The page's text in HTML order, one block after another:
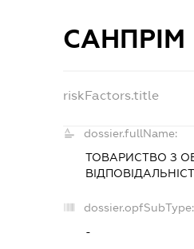
САНПРІМ
riskFactors.title
dossier.fullName:
ТОВАРИСТВО З
dossier.opfSubType:
-